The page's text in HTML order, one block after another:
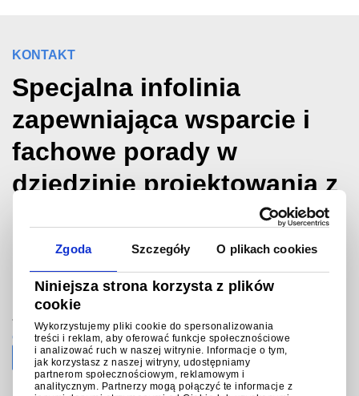
Zgoda Szczegóły O plikach cookies
Niniejsza strona korzysta z plików
cookie
Wykorzystujemy pliki cookie do spersonalizowania
treści i reklam, aby oferować funkcje społecznościowe
i analizować ruch w naszej witrynie. Informacje o tym,
jak korzystasz z naszej witryny, udostępniamy
partnerom społecznościowym, reklamowym i
analitycznym. Partnerzy mogą połączyć te informacje z
KONTAKT
Specjalna infolinia
zapewniająca wsparcie i
fachowe porady w
dziedzinie projektowania z
użyciem metalowych
pokryć budynków.
Infolinią Colorcoat Connection®
+48(0) 58 627 46 52
colorcoat.connectionpl@tatasteeleurope.com